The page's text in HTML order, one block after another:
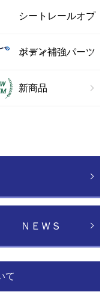
シートレールオプ
ション
ボディ補強パーツ
新商品
ＮＥＷＳ
て